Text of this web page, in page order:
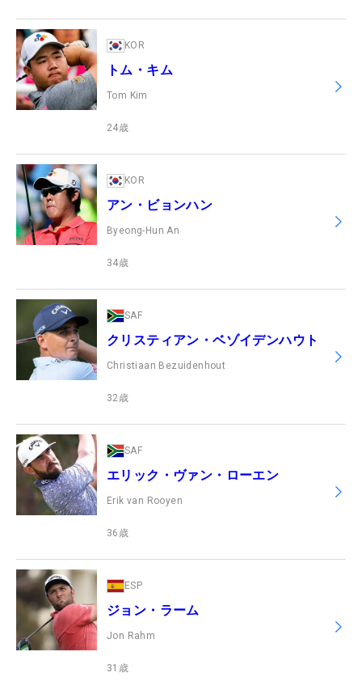
KOR
トム・キム
Tom Kim
24歳
KOR
アン・ビョンハン
Byeong-Hun An
34歳
SAF
クリスティアン・ベゾイデンハウト
Christiaan Bezuidenhout
32歳
SAF
エリック・ヴァン・ローエン
Erik van Rooyen
36 歳
ESP
ジョン・ラーム
Jon Rahm
31 歳